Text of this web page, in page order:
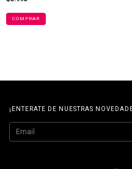
¡ENTERATE DE NUESTRAS